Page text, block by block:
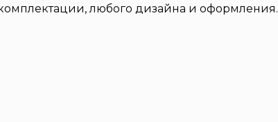
любого дизайна и оформления.